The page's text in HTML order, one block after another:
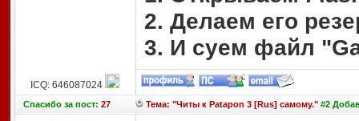
2. Делаем его
3. И суем файл
ICQ: 646087024
Спасибоза пост: 27 Тема: "Читы к Patapon 3 [Rus] самому."#2